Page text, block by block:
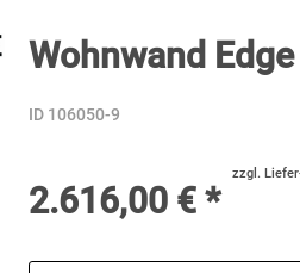
Wohnwand
ID 106050-9
2.616,00 € *
zzgl.